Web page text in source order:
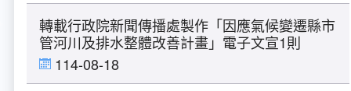
新聞稿
臺慶茶會照片及花絮
宣導網站
其他
研究報告
公務出國報告
執行績效
問卷調查結果
相關解釋
相關連結
檔案法令規章
檔案年度計畫
政風宣導
廉政會報專區
公共藝術專區
行政作業專區
轉載行政院新聞傳播處製作「因應氣候變遷縣市
管河川及排水整體改善計畫」電子文宣1則
114-08-18